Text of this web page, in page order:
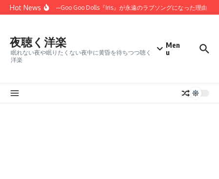
コンテンツへスキップ
Hot News
てほしかった」——Goo Goo Dolls『Iris』が永遠のラブソングになった理由
夜聴く洋楽
眠れない夜や眠りたくない夜中に黄昏を待ちつつ聴く
洋楽
Men
u